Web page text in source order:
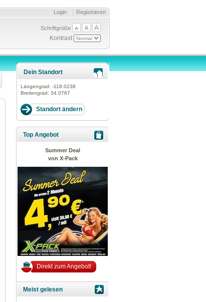
Registrieren
Login
Schriftgröße
Kontrast
Dein Standort
Längengrad: -118.0238
Breitengrad: 34.0767
Top Angebot
Summer Deal
von X-Pack
Direkt zum Angebot!
Meist gelesen